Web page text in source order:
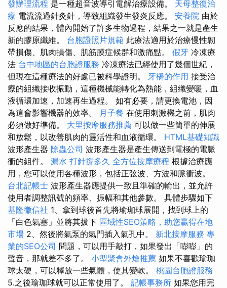
發辦理流程 是一種超音波導引電解治療設備。 天母整復治
療 電流流過針灸針，導致組織發生發炎反應。 安養院 由於
反應的結果，體內開始了許多生物過程，結果之一就是產生
新的膠原纖維。 台胞證照片規範 此療法適用於治療慢性韌
帶損傷、肌肉損傷、肌筋膜症候群和激痛點。 假牙 冷凍療
法 台中地區的台胞證服務 冷凍療法已經使用了幾個世紀，
但現在這種療法的好處已被科學證明。 牙橋的作用 接受治
療的組織接收振動，這種機械能轉化為熱能，組織變暖，血
液循環加速，加速再生過程。 如有必要，請更換電池，因
為這會影響機器的效率。 月子餐 在使用刺激機之前，肌肉
必須做好準備。 大里按摩服務推薦 可以做一些簡單的伸展
和放鬆，以改善肌肉的靈活性和血液循環。 HTML基礎知識
波形產生器 除蟲公司 波形產生器是產生傳送到電極的電脈
衝的組件。 漏水 打針撐多久 全方位按摩療程 根據治療應
用，您可以使用各種波形，包括正弦波、方波和脈衝波。
台北記帳士 波形產生器應提供一致且準確的輸出，並允許
使用者調整訊號的頻率、振幅和其他參數。 具體步驟如下
基隆徵信社 1、拿到球後首先將瑜珈球展開，找到球上的
「白色氣塞」並將其拔下 區域性SEO策略，助您贏得在地
市場 2、然後將氣泵的氣門插入氣孔中。 新北按摩服務 專
業的SEO公司 問題，可以用手敲打，如果發出「嘭嘭」的
聲音，那就差不多了。 小型聚會外燴推薦 如果不喜歡瑜珈
球太硬，可以釋放一些氣體，使其變軟。 桃園台胞證服務
5.之後瑜珈球就可以正常使用了。 記帳事務所 如果您用完